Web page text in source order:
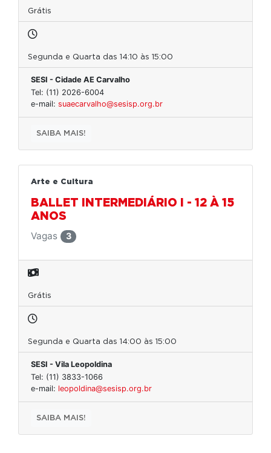
Grátis
Segunda e Quarta das 14:10 às 15:00
SESI - Cidade AE Carvalho
Tel: (11) 2026-6004
e-mail: suaecarvalho@sesisp.org.br
SAIBA MAIS!
Arte e Cultura
BALLET INTERMEDIÁRIO I - 12 À 15
ANOS
Vagas
3
Grátis
Segunda e Quarta das 14:00 às 15:00
SESI - Vila Leopoldina
Tel: (11) 3833-1066
e-mail: leopoldina@sesisp.org.br
SAIBA MAIS!